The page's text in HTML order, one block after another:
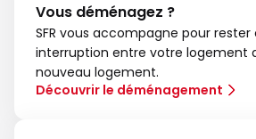
Vous déménagez ?
SFR vous accompagne pour
interruption entre votre logement
nouveau logement.
Découvrir le déménagement